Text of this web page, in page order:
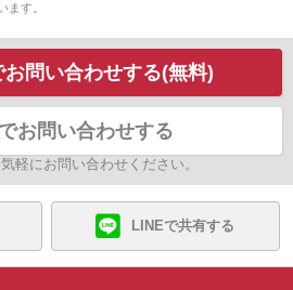
ます。
お問い合わせする(無料)
お問い合わせする
軽にお問い合わせください。
LINEで共有する